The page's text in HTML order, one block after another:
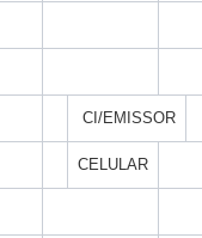
CI/EMISSOR
CELULAR